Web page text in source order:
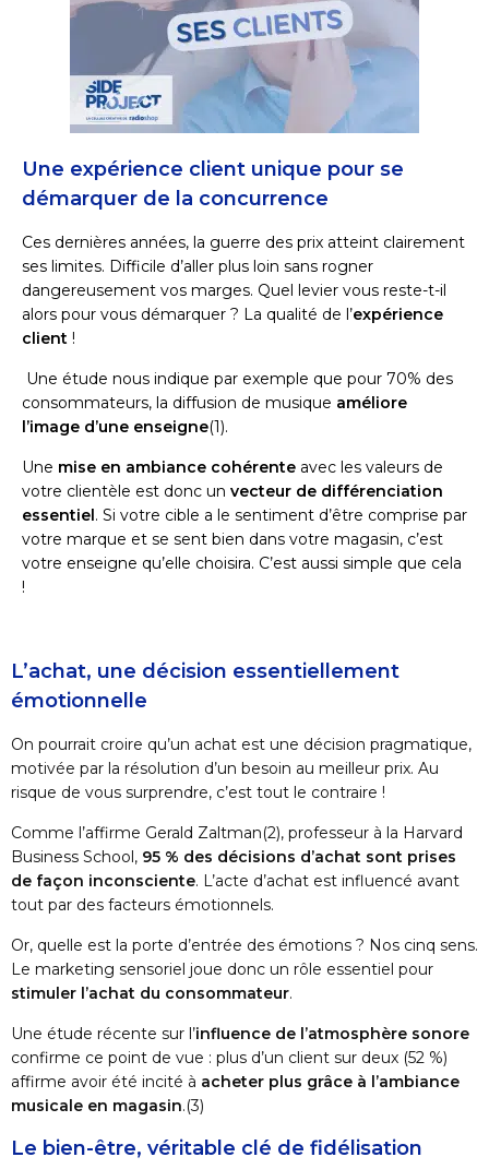
Une expérience client unique pour se
démarquer de la concurrence
Ces dernières années, la guerre des prix atteint clairement
ses limites. Difficile d’aller plus loin sans rogner
dangereusement vos marges. Quel levier vous reste-t-il
alors pour vous démarquer ? La qualité de l’expérience
client !
Une étude nous indique par exemple que pour 70% des
consommateurs, la diffusion de musique améliore
l’image d’une enseigne(1).
Une mise en ambiance cohérente avec les valeurs de
votre clientèle est donc un vecteur de différenciation
essentiel. Si votre cible a le sentiment d’être comprise par
votre marque et se sent bien dans votre magasin, c’est
votre enseigne qu’elle choisira. C’est aussi simple que cela
!
L’achat, une décision essentiellement
émotionnelle
On pourrait croire qu’un achat est une décision pragmatique,
motivée par la résolution d’un besoin au meilleur prix. Au
risque de vous surprendre, c’est tout le contraire !
Comme l’affirme Gerald Zaltman(2), professeur à la Harvard
Business School, 95 % des décisions d’achat sont prises
de façon inconsciente. L’acte d’achat est influencé avant
tout par des facteurs émotionnels.
Or, quelle est la porte d’entrée des émotions ? Nos cinq sens.
Le marketing sensoriel joue donc un rôle essentiel pour
stimuler l’achat du consommateur.
Une étude récente sur l’influence de l’atmosphère sonore
confirme ce point de vue : plus d’un client sur deux (52 %)
affirme avoir été incité à acheter plus grâce à l’ambiance
musicale en magasin.(3)
Le bien-être, véritable clé de fidélisation